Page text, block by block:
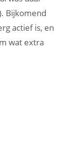
Bijkomend
actief is, en
wat extra